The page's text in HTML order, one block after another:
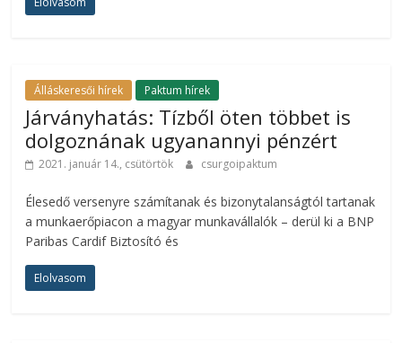
Álláskeresői hírek Paktum hírek
Járványhatás: Tízből öten többet is
dolgoznának ugyanannyi pénzért
2021. január 14., csütörtök csurgoipaktum
Élesedő versenyre számítanak és bizonytalanságtól tartanak
a munkaerőpiacon a magyar munkavállalók – derül ki a BNP
Paribas Cardif Biztosító és
Elolvasom